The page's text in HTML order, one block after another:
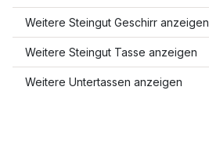
Weitere Steingut Geschirr anzeigen
Weitere Steingut Tasse anzeigen
Weitere Untertassen anzeigen